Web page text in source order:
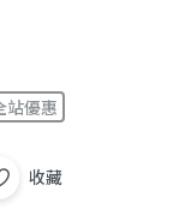
站優惠
收藏